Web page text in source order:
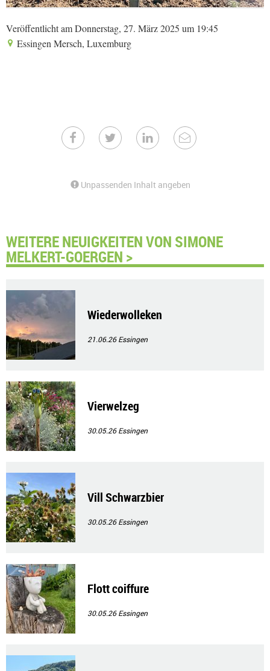
Veröffentlicht am Donnerstag, 27. März 2025 um 19:45
Essingen Mersch, Luxemburg
Unpassenden Inhalt angeben
WEITERE NEUIGKEITEN VON SIMONE
MELKERT-GOERGEN >
Wiederwolleken
21.06.26Essingen
Vierwelzeg
30.05.26Essingen
Vill Schwarzbier
30.05.26Essingen
Flott coiffure
30.05.26Essingen